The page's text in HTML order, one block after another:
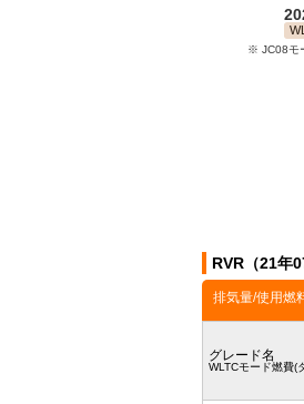
※ JC08モ
RVR（21年
排気量/使用燃
グレード名
WLTCモード燃費(